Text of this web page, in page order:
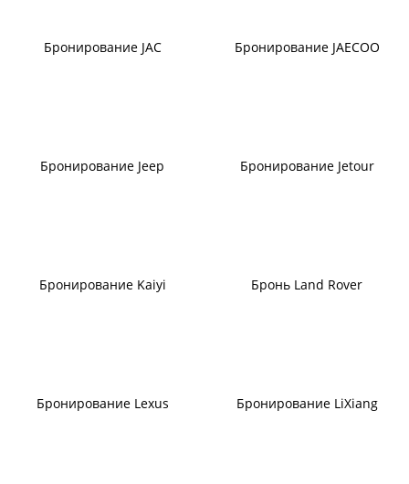
Бронирование JAC Бронирование JAECOO
Бронирование Jeep Бронирование Jetour
Бронирование Kaiyi Бронь Land Rover
Бронирование Lexus Бронирование LiXiang